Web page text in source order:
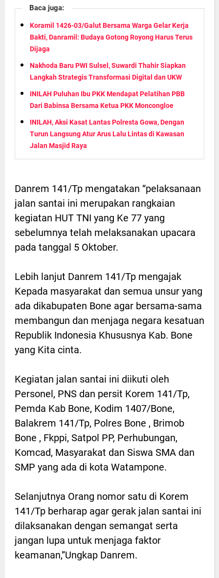
Baca juga:
Koramil 1426-03/Galut Bersama Warga Gelar Kerja
Bakti, Danramil: Budaya Gotong Royong Harus Terus
Dijaga
Nakhoda Baru PWI Sulsel, Suwardi Thahir Siapkan
Langkah Strategis Transformasi Digital dan UKW
INILAH Puluhan Ibu PKK Mendapat Pelatihan PBB
Dari Babinsa Bersama Ketua PKK Moncongloe
INILAH, Aksi Kasat Lantas Polresta Gowa, Dengan
Turun Langsung Atur Arus Lalu Lintas di Kawasan
Jalan Masjid Raya
Danrem 141/Tp mengatakan “pelaksanaan
jalan santai ini merupakan rangkaian
kegiatan HUT TNI yang Ke 77 yang
sebelumnya telah melaksanakan upacara
pada tanggal 5 Oktober.
Lebih lanjut Danrem 141/Tp mengajak
Kepada masyarakat dan semua unsur yang
ada dikabupaten Bone agar bersama-sama
membangun dan menjaga negara kesatuan
Republik Indonesia Khususnya Kab. Bone
yang Kita cinta.
Kegiatan jalan santai ini diikuti oleh
Personel, PNS dan persit Korem 141/Tp,
Pemda Kab Bone, Kodim 1407/Bone,
Balakrem 141/Tp, Polres Bone , Brimob
Bone , Fkppi, Satpol PP, Perhubungan,
Komcad, Masyarakat dan Siswa SMA dan
SMP yang ada di kota Watampone.
Selanjutnya Orang nomor satu di Korem
141/Tp berharap agar gerak jalan santai ini
dilaksanakan dengan semangat serta
jangan lupa untuk menjaga faktor
keamanan,”Ungkap Danrem.